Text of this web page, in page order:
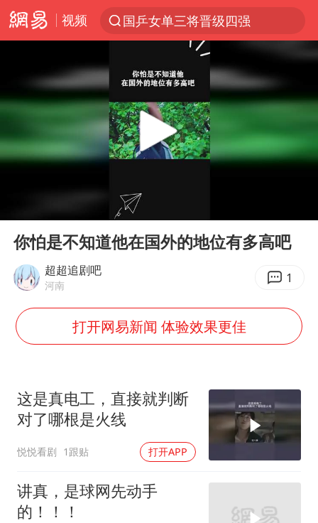
视频
国乒女单三将晋级四强
光影经济撬动暑期消费新蓝海
新疆优化调整景区内自驾服务费
央视新主播李秋莹孙亚鹏亮相
商场现钱学森巨幅海报 负责人回应
全民健身事业高质量发展
老挝国会主席赛宋蓬逝世
夏日经济乘“热”而上 消费市场向“新”而行
酒店回应车内过夜被收150元
黄金牛市回来了吗
杭州全市有序停课
乐享全民健身 共筑健康中国
Play
你怕是不知道他在国外的地位有多高吧
超超追剧吧
河南 1
打开网易新闻 体验效果更佳
这是真电工，直接就判断
对了哪根是火线
悦悦看剧 1跟贴 打开APP
讲真，是球网先动手
的！！！